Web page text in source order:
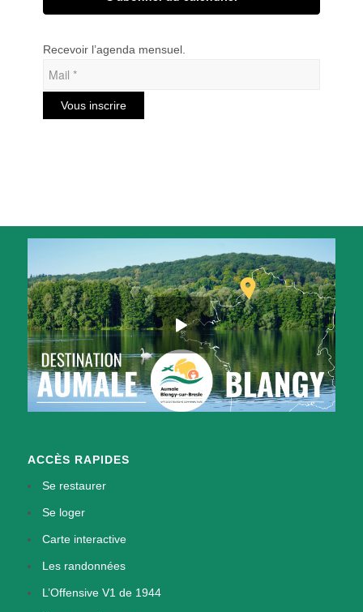
Recevoir l’agenda mensuel.
ACCÈS RAPIDES
Se restaurer
Se loger
Carte interactive
Les randonnées
L’Offensive V1 de 1944